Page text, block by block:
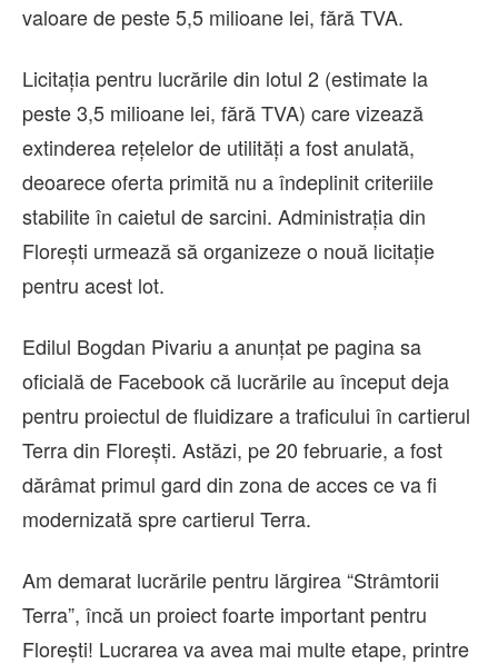
valoare de peste 5,5 milioane lei, fără TVA.
Licitația pentru lucrările din lotul 2 (estimate la
peste 3,5 milioane lei, fără TVA) care vizează
extinderea rețelelor de utilități a fost anulată,
deoarece oferta primită nu a îndeplinit criteriile
stabilite în caietul de sarcini. Administrația din
Florești urmează să organizeze o nouă licitație
pentru acest lot.
Edilul Bogdan Pivariu a anunțat pe pagina sa
oficială de Facebook că lucrările au început deja
pentru proiectul de fluidizare a traficului în cartierul
Terra din Florești. Astăzi, pe 20 februarie, a fost
dărâmat primul gard din zona de acces ce va fi
modernizată spre cartierul Terra.
Am demarat lucrările pentru lărgirea “Strâmtorii
Terra”, încă un proiect foarte important pentru
Florești! Lucrarea va avea mai multe etape, printre